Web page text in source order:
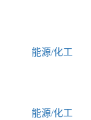
能源/化工
能源/化工